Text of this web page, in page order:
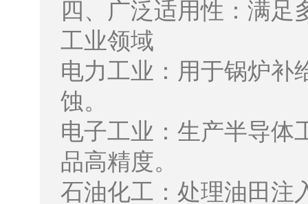
四、广泛适用性：满足
工业领域
电力工业：用于锅炉补
蚀。
电子工业：生产半导体
品高精度。
石油化工：处理油田注